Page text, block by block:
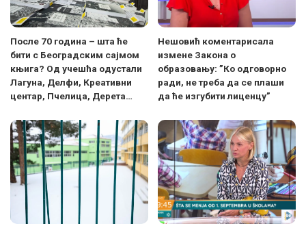
После 70 година – шта ће
бити с Београдским сајмом
књига? Од учешћа одустали
Лагуна, Делфи, Креативни
центар, Пчелица, Дерета…
Нешовић коментарисала
измене Закона о
образовању: ”Ко одговорно
ради, не треба да се плаши
да ће изгубити лиценцу”